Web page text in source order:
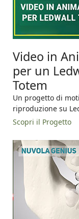
Video in
per un
Totem
Un progetto di
riproduzione su
Scopri il Progetto